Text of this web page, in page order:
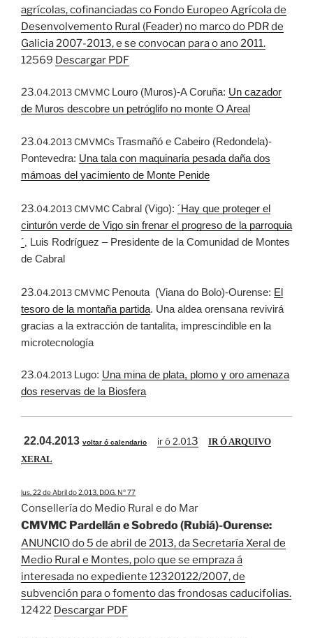
agrícolas, cofinanciadas co Fondo Europeo Agrícola de
Desenvolvemento Rural (Feader) no marco do PDR de
Galicia 2007-2013, e se convocan para o ano 2011.
12569 Descargar PDF
23.04.2013 CMVMC Louro (Muros)-A Coruña: Un cazador
de Muros descobre un petróglifo no monte O Areal
23.04.2013 CMVMCs Trasmañó e Cabeiro (Redondela)-
Pontevedra: Una tala con maquinaria pesada daña dos
mámoas del yacimiento de Monte Penide
23.04.2013 CMVMCCabral (Vigo): ´Hay que proteger el
cinturón verde de Vigo sin frenar el progreso de la parroquia
´ Luis Rodríguez – Presidente de la Comunidad de Montes
de Cabral
23.04.2013 CMVMC Penouta (Viana do Bolo)-Ourense: El
tesoro de la montaña partida. Una aldea orensana revivirá
gracias a la extracción de tantalita, imprescindible en la
microtecnología
23.04.2013 Lugo: Una mina de plata, plomo y oro amenaza
dos reservas de la Biosfera
22.04.2013 voltar ó calendario ir ó 2.013
IR Ó ARQUIVO
XERAL
lus, 22 de Abril do 2.013, D.O.G. Nº 77
Consellería do Medio Rural e do Mar
CMVMC Pardellán e Sobredo (Rubiá)-Ourense:
ANUNCIO do 5 de abril de 2013, da Secretaría Xeral de
Medio Rural e Montes, polo que se empraza á
interesada no expediente 12320122/2007, de
subvención para o fomento das frondosas caducifolias.
12422 Descargar PDF